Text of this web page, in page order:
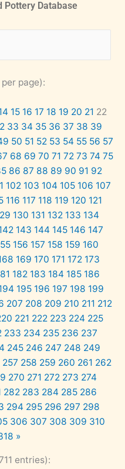
Pottery Database
page):
15 16 17 18 19 20 21 22
33 34 35 36 37 38 39
50 51 52 53 54 55 56 57
68 69 70 71 72 73 74 75
86 87 88 89 90 91 92
102 103 104 105 106 107
116 117 118 119 120 121
130 131 132 133 134
143 144 145 146 147
156 157 158 159 160
169 170 171 172 173
182 183 184 185 186
195 196 197 198 199
207 208 209 210 211 212
221 222 223 224 225
233 234 235 236 237
245 246 247 248 249
257 258 259 260 261 262
270 271 272 273 274
282 283 284 285 286
294 295 296 297 298
306 307 308 309 310
»
entries):